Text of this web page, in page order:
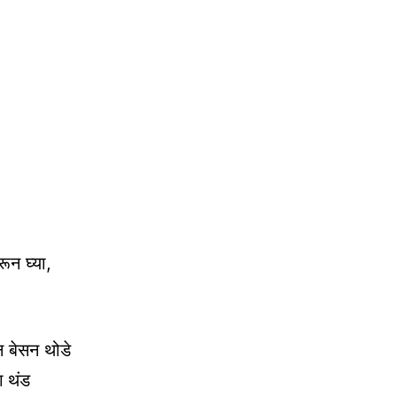
घ्या,
बेसन थोडे
थंड